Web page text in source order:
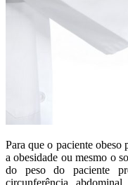
Para que o paciente obeso
a obesidade ou mesmo o
do peso do paciente
circunferência